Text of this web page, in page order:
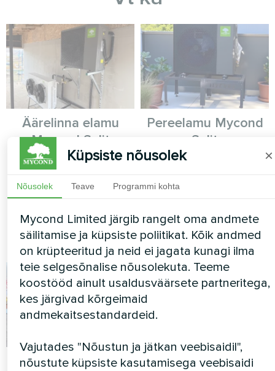
Äärelinna elamu
Mycond Split
soojuspumpadega
BeeHeat seeria
MyCond Split soojuspumbad
BeeHeat seeria tagavad
tõhusa kütte ja jahutuse
aastaringselt
Pereelamu Mycond
Split
soojuspumpadega
BeeHeat seeria pakuvad
aastaringset mugavust
Eramu Hotell
Küpsiste nõusolek ×
Nõusolek Teave Programmi kohta
Mycond Limited järgib rangelt oma andmete
säilitamise ja küpsiste poliitikat. Kõik andmed
on krüpteeritud ja neid ei jagata kunagi ilma
teie selgesõnalise nõusolekuta. Teeme
koostööd ainult usaldusväärsete partneritega,
kes järgivad kõrgeimaid
andmekaitsestandardeid.
Vajutades "Nõustun ja jätkan veebisaidil",
nõustute küpsiste kasutamisega veebisaidi